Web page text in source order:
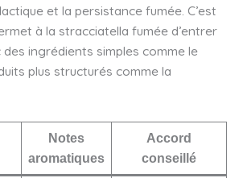
et la persistance fumée. C’est
à la stracciatella fumée d’entrer
ingrédients simples comme le
plus structurés comme la
Notes
aromatiques
Accord
conseillé